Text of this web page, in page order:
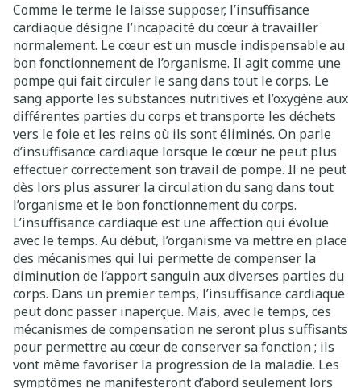
Comme le terme le laisse supposer, l’insuffisance
cardiaque désigne l’incapacité du cœur à travailler
normalement. Le cœur est un muscle indispensable au
bon fonctionnement de l’organisme. Il agit comme une
pompe qui fait circuler le sang dans tout le corps. Le
sang apporte les substances nutritives et l’oxygène aux
différentes parties du corps et transporte les déchets
vers le foie et les reins où ils sont éliminés. On parle
d’insuffisance cardiaque lorsque le cœur ne peut plus
effectuer correctement son travail de pompe. Il ne peut
dès lors plus assurer la circulation du sang dans tout
l’organisme et le bon fonctionnement du corps.
L’insuffisance cardiaque est une affection qui évolue
avec le temps. Au début, l’organisme va mettre en place
des mécanismes qui lui permette de compenser la
diminution de l’apport sanguin aux diverses parties du
corps. Dans un premier temps, l’insuffisance cardiaque
peut donc passer inaperçue. Mais, avec le temps, ces
mécanismes de compensation ne seront plus suffisants
pour permettre au cœur de conserver sa fonction ; ils
vont même favoriser la progression de la maladie. Les
symptômes ne manifesteront d’abord seulement lors